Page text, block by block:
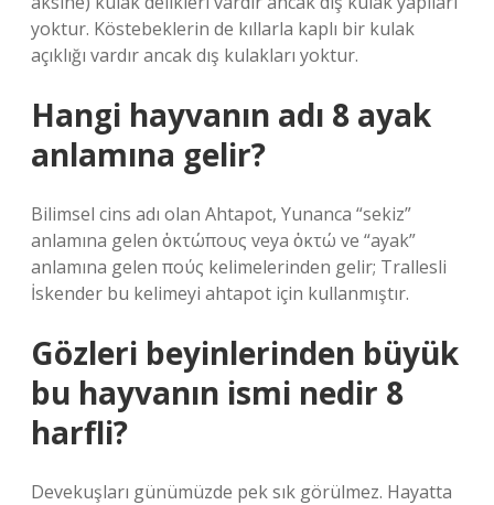
yoktur. Köstebeklerin de kıllarla kaplı bir kulak
açıklığı vardır ancak dış kulakları yoktur.
Hangi hayvanın adı 8 ayak
anlamına gelir?
Bilimsel cins adı olan Ahtapot, Yunanca “sekiz”
anlamına gelen ὀκτώπους veya ὀκτώ ve “ayak”
anlamına gelen πούς kelimelerinden gelir; Trallesli
İskender bu kelimeyi ahtapot için kullanmıştır.
Gözleri beyinlerinden büyük
bu hayvanın ismi nedir 8
harfli?
Devekuşları günümüzde pek sık görülmez. Hayatta